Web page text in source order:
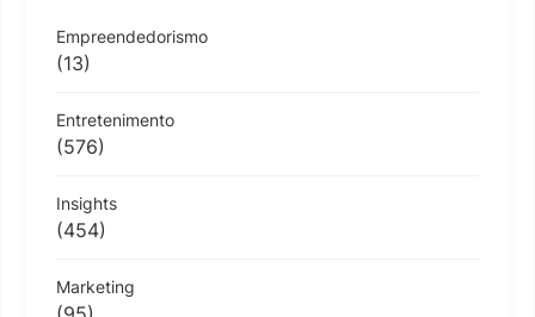
Empreendedorismo
(13)
Entretenimento
(576)
Insights
(454)
Marketing